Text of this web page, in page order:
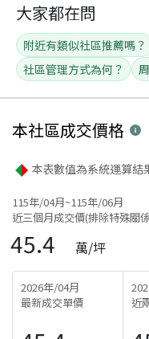
大家都在問
附近有類似社區推薦嗎？
社區管理方式為何？
本社區成交價格
本表數值為系統運算結
115年/04月~115年/06月
近三個月成交價(排除特殊關
45.4 萬/坪
2026年/04月
最新成交單價
近